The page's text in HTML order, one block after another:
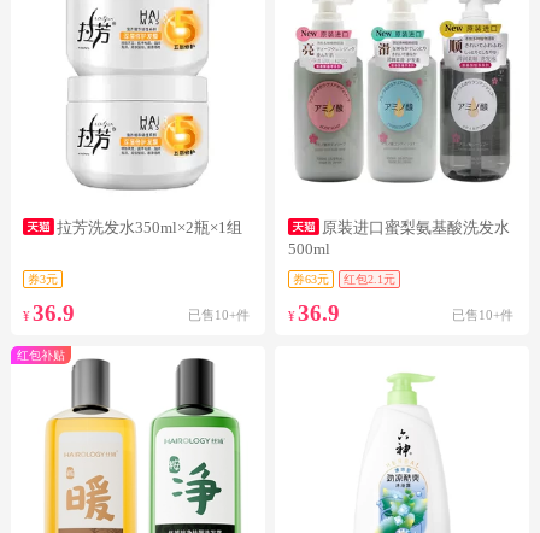
拉芳洗发水350ml×2瓶×1组
券3元
¥ 36.9 已售10+件
原装进口蜜梨氨基酸洗发水
500ml
券63元 红包2.1元
¥36.9 已售10+件
红包补贴